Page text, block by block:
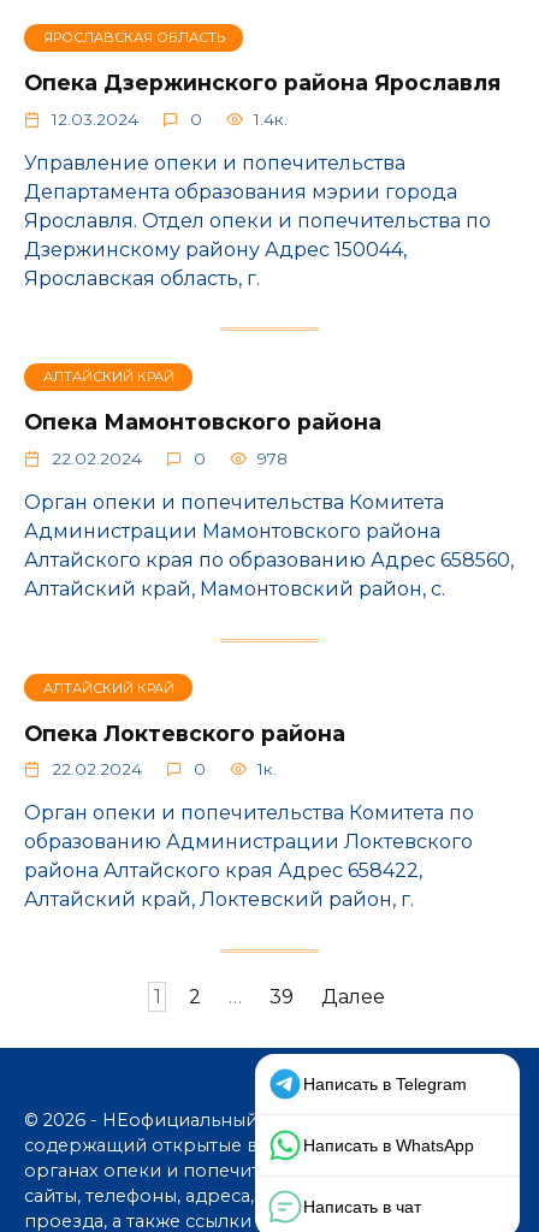
ЯРОСЛАВСКАЯ ОБЛАСТЬ
Опека Дзержинского района Ярославля
12.03.2024 0 1.4к.
Управление опеки и попечительства
Департамента образования мэрии города
Ярославля. Отдел опеки и попечительства по
Дзержинскому району Адрес 150044,
Ярославская область, г.
АЛТАЙСКИЙ КРАЙ
Опека Мамонтовского района
22.02.2024 0 978
Орган опеки и попечительства Комитета
Администрации Мамонтовского района
Алтайского края по образованию Адрес 658560,
Алтайский край, Мамонтовский район, с.
АЛТАЙСКИЙ КРАЙ
Опека Локтевского района
22.02.2024 0 1к.
Орган опеки и попечительства Комитета по
образованию Администрации Локтевского
района Алтайского края Адрес 658422,
Алтайский край, Локтевский район, г.
1 2 … 39 Далее
© 2026 - НЕофициальный информационный сайт,
содержащий открытые выверенные данные об
органах опеки и попечительства: официальные
сайты, телефоны, адреса, графики работы, схемы
проезда, а также ссылки на юридические фирмы. В